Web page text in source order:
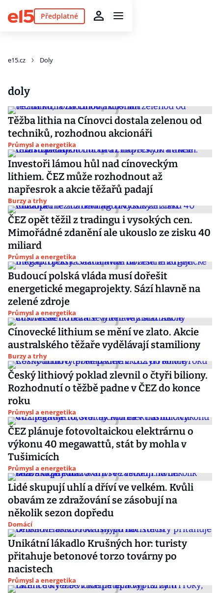
Předplatné
e15.cz Doly
doly
Těžba lithia na Cínovci dostala zelenou od
techniků, rozhodnou akcionáři
Průmysl a energetika
Investoři lámou hůl nad cínoveckým
lithiem. ČEZ může rozhodnout až
napřesrok a akcie těžařů padají
Burzy a trhy
ČEZ opět těžil z tradingu i vysokých cen.
Mimořádné zdanění ale ukouslo ze zisku 40
miliard
Průmysl a energetika
Budoucí polská vláda musí dořešit
energetické megaprojekty. Sází hlavně na
zelené zdroje
Průmysl a energetika
Cínovecké lithium se mění ve zlato. Akcie
australského těžaře vydělávají stamiliony
Burzy a trhy
Český lithiový poklad zlevnil o čtyři biliony.
Rozhodnutí o těžbě padne v ČEZ do konce
roku
Průmysl a energetika
ČEZ plánuje fotovoltaickou elektrárnu o
výkonu 40 megawattů, stát by mohla v
Tušimicích
Průmysl a energetika
Lidé skupují uhlí a dříví ve velkém. Kvůli
obavám ze zdražování se zásobují na
několik sezon dopředu
Domácí
Unikátní lákadlo Krušných hor: turisty
přitahuje betonové torzo továrny po
nacistech
Průmysl a energetika